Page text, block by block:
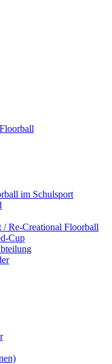
im Schulsport
Re-Creational Floorball
Cup